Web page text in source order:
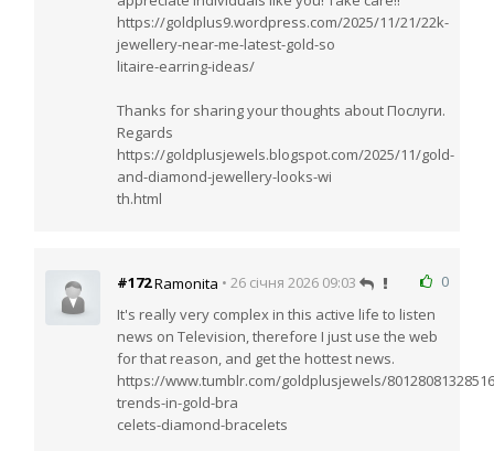
https://goldplus9.wordpress.com/2025/11/21/22k-
jewellery-near-me-latest-gold-so
litaire-earring-ideas/
Thanks for sharing your thoughts about Послуги.
Regards
https://goldplusjewels.blogspot.com/2025/11/gold-
and-diamond-jewellery-looks-wi
th.html
0
#172Ramonita • 26 січня 2026 09:03
It's really very complex in this active life to listen
news on Television, therefore I just use the web
for that reason, and get the hottest news.
https://www.tumblr.com/goldplusjewels/
trends-in-gold-bra
celets-diamond-bracelets